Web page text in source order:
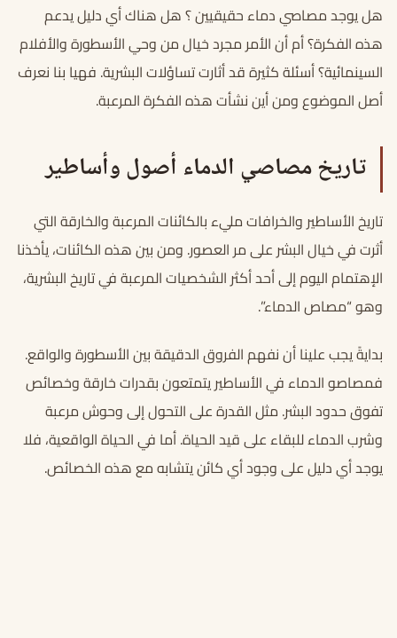
هل يوجد مصاصي دماء حقيقيين ؟ هل هناك أي دليل يدعم
هذه الفكرة؟ أم أن الأمر مجرد خيال من وحي الأسطورة والأفلام
السينمائية؟ أسئلة كثيرة قد أثارت تساؤلات البشرية. فهيا بنا نعرف
أصل الموضوع ومن أين نشأت هذه الفكرة المرعبة.
تاريخ مصاصي الدماء أصول وأساطير
تاريخ الأساطير والخرافات مليء بالكائنات المرعبة والخارقة التي
أثرت في خيال البشر على مر العصور. ومن بين هذه الكائنات، يأخذنا
الإهتمام اليوم إلى أحد أكثر الشخصيات المرعبة في تاريخ البشرية،
وهو “مصاص الدماء”.
بدايةً يجب علينا أن نفهم الفروق الدقيقة بين الأسطورة والواقع.
فمصاصو الدماء في الأساطير يتمتعون بقدرات خارقة وخصائص
تفوق حدود البشر. مثل القدرة على التحول إلى وحوش مرعبة
وشرب الدماء للبقاء على قيد الحياة. أما في الحياة الواقعية، فلا
يوجد أي دليل على وجود أي كائن يتشابه مع هذه الخصائص.